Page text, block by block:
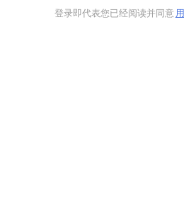
登录即代表您已经阅读并同意用